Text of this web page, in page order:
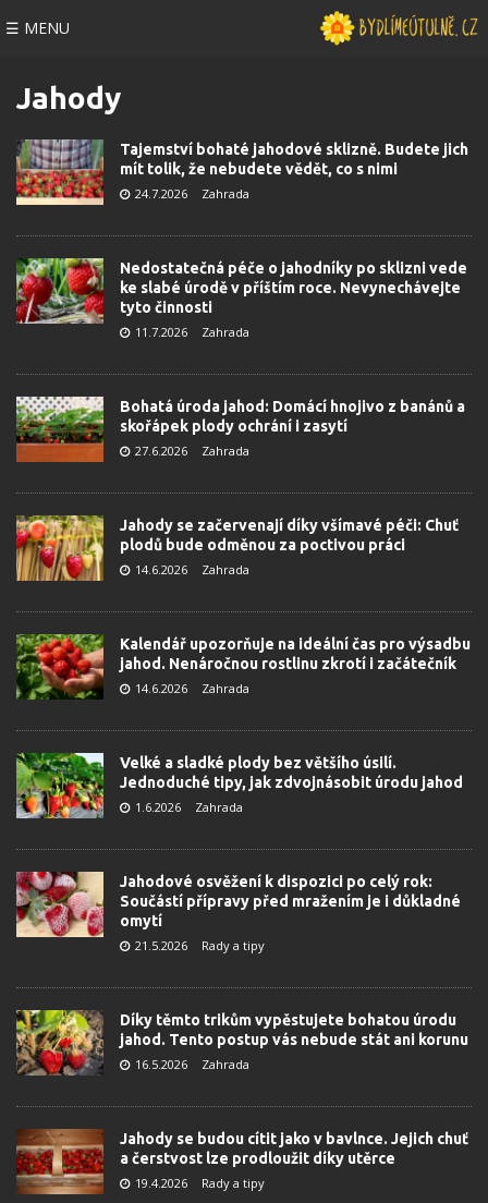
☰ MENU
Jahody
Tajemství bohaté jahodové sklizně. Budete jich
mít tolik, že nebudete vědět, co s nimi
24.7.2026 Zahrada
Nedostatečná péče o jahodníky po sklizni vede
ke slabé úrodě v příštím roce. Nevynechávejte
tyto činnosti
11.7.2026 Zahrada
Bohatá úroda jahod: Domácí hnojivo z banánů a
skořápek plody ochrání i zasytí
27.6.2026 Zahrada
Jahody se začervenají díky všímavé péči: Chuť
plodů bude odměnou za poctivou práci
14.6.2026 Zahrada
Kalendář upozorňuje na ideální čas pro výsadbu
jahod. Nenáročnou rostlinu zkrotí i začátečník
14.6.2026 Zahrada
Velké a sladké plody bez většího úsilí.
Jednoduché tipy, jak zdvojnásobit úrodu jahod
1.6.2026 Zahrada
Jahodové osvěžení k dispozici po celý rok:
Součástí přípravy před mražením je i důkladné
omytí
21.5.2026 Rady a tipy
Díky těmto trikům vypěstujete bohatou úrodu
jahod. Tento postup vás nebude stát ani korunu
16.5.2026 Zahrada
Jahody se budou cítit jako v bavlnce. Jejich chuť
a čerstvost lze prodloužit díky utěrce
19.4.2026 Rady a tipy